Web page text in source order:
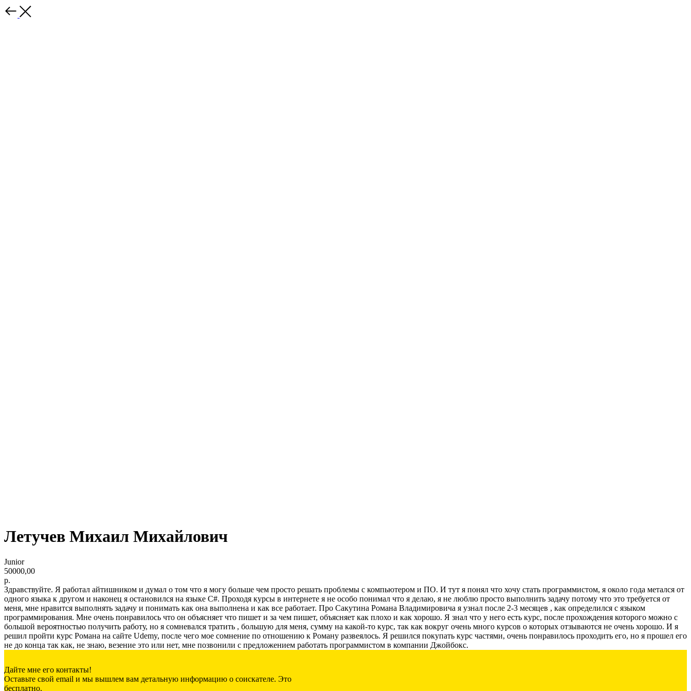
Летучев Михаил Михайлович
Junior
50000,00
р.
Здравствуйте. Я работал айтишником и думал о том что я могу больше чем просто решать проблемы с компьютером и ПО. И тут я понял что хочу стать программистом, я около года метался от
одного языка к другом и наконец я остановился на языке C#. Проходя курсы в интернете я не особо понимал что я делаю, я не люблю просто выполнить задачу потому что это требуется от
меня, мне нравится выполнять задачу и понимать как она выполнена и как все работает. Про Сакутина Романа Владимировича я узнал после 2-3 месяцев , как определился с языком
программирования. Мне очень понравилось что он объясняет что пишет и за чем пишет, объясняет как плохо и как хорошо. Я знал что у него есть курс, после прохождения которого можно с
большой вероятностью получить работу, но я сомневался тратить , большую для меня, сумму на какой-то курс, так как вокруг очень много курсов о которых отзываются не очень хорошо. И я
решил пройти курс Романа на сайте Udemy, после чего мое сомнение по отношению к Роману развеялось. Я решился покупать курс частями, очень понравилось проходить его, но я прошел его
не до конца так как, не знаю, везение это или нет, мне позвонили с предложением работать программистом в компании Джойбокс.
Дайте мне его контакты!
Оставьте свой email и мы вышлем вам детальную информацию о соискателе. Это
бесплатно.